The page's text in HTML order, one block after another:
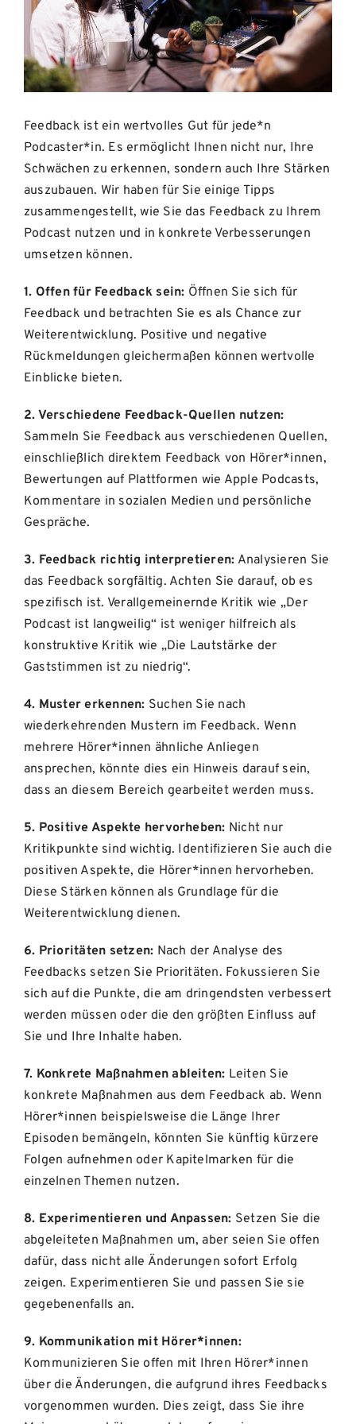
Feedback ist ein wertvolles Gut für jede*n
Podcaster*in. Es ermöglicht Ihnen nicht nur, Ihre
Schwächen zu erkennen, sondern auch Ihre Stärken
auszubauen. Wir haben für Sie einige Tipps
zusammengestellt, wie Sie das Feedback zu Ihrem
Podcast nutzen und in konkrete Verbesserungen
umsetzen können.
1. Offen für Feedback sein: Öffnen Sie sich für
Feedback und betrachten Sie es als Chance zur
Weiterentwicklung. Positive und negative
Rückmeldungen gleichermaßen können wertvolle
Einblicke bieten.
2. Verschiedene Feedback-Quellen nutzen:
Sammeln Sie Feedback aus verschiedenen Quellen,
einschließlich direktem Feedback von Hörer*innen,
Bewertungen auf Plattformen wie Apple Podcasts,
Kommentare in sozialen Medien und persönliche
Gespräche.
3. Feedback richtig interpretieren: Analysieren Sie
das Feedback sorgfältig. Achten Sie darauf, ob es
spezifisch ist. Verallgemeinernde Kritik wie „Der
Podcast ist langweilig“ ist weniger hilfreich als
konstruktive Kritik wie „Die Lautstärke der
Gaststimmen ist zu niedrig“.
4. Muster erkennen: Suchen Sie nach
wiederkehrenden Mustern im Feedback. Wenn
mehrere Hörer*innen ähnliche Anliegen
ansprechen, könnte dies ein Hinweis darauf sein,
dass an diesem Bereich gearbeitet werden muss.
5. Positive Aspekte hervorheben: Nicht nur
Kritikpunkte sind wichtig. Identifizieren Sie auch die
positiven Aspekte, die Hörer*innen hervorheben.
Diese Stärken können als Grundlage für die
Weiterentwicklung dienen.
6. Prioritäten setzen: Nach der Analyse des
Feedbacks setzen Sie Prioritäten. Fokussieren Sie
sich auf die Punkte, die am dringendsten verbessert
werden müssen oder die den größten Einfluss auf
Sie und Ihre Inhalte haben.
7. Konkrete Maßnahmen ableiten: Leiten Sie
konkrete Maßnahmen aus dem Feedback ab. Wenn
Hörer*innen beispielsweise die Länge Ihrer
Episoden bemängeln, könnten Sie künftig kürzere
Folgen aufnehmen oder Kapitelmarken für die
einzelnen Themen nutzen.
8. Experimentieren und Anpassen: Setzen Sie die
abgeleiteten Maßnahmen um, aber seien Sie offen
dafür, dass nicht alle Änderungen sofort Erfolg
zeigen. Experimentieren Sie und passen Sie sie
gegebenenfalls an.
9. Kommunikation mit Hörer*innen:
Kommunizieren Sie offen mit Ihren Hörer*innen
über die Änderungen, die aufgrund ihres Feedbacks
vorgenommen wurden. Dies zeigt, dass Sie ihre